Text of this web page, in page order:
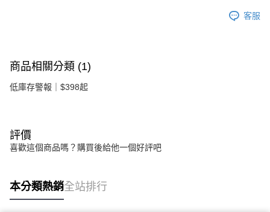
客服
商品相關分類 (1)
低庫存警報｜$398起
評價
喜歡這個商品嗎？購買後給他一個好評吧
本分類熱銷全站排行